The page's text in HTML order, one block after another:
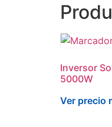
Inversor
5000W
Ver precio